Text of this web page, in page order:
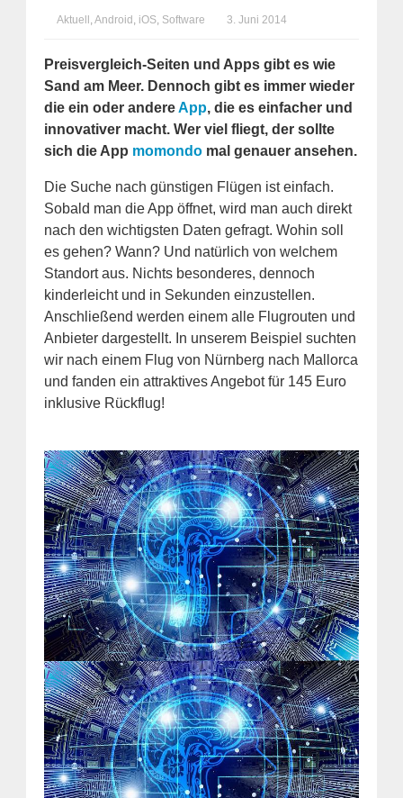
Aktuell ,Android , iOS, Software 3. Juni 2014
Preisvergleich-Seiten und Apps gibt es wie
Sand am Meer. Dennoch gibt es immer wieder
die ein oder andereApp, die es einfacher und
innovativer macht. Wer viel fliegt, der sollte
sich die App momondo mal genauer ansehen.
Die Suche nach günstigen Flügen ist einfach.
Sobald man die App öffnet, wird man auch direkt
nach den wichtigsten Daten gefragt. Wohin soll
es gehen? Wann? Und natürlich von welchem
Standort aus. Nichts besonderes, dennoch
kinderleicht und in Sekunden einzustellen.
Anschließend werden einem alle Flugrouten und
Anbieter dargestellt. In unserem Beispiel suchten
wir nach einem Flug von Nürnberg nach Mallorca
und fanden ein attraktives Angebot für 145 Euro
inklusive Rückflug!